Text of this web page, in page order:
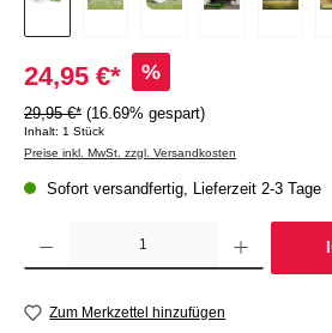
24,95 €* %
29,95 €* (16.69% gespart)
Inhalt: 1 Stück
Preise inkl. MwSt. zzgl. Versandkosten
Sofort versandfertig, Lieferzeit 2-3 Tage
Produkt Anzahl: Gib den gewünschten Wert ein oder
Zum Merkzettel hinzufügen